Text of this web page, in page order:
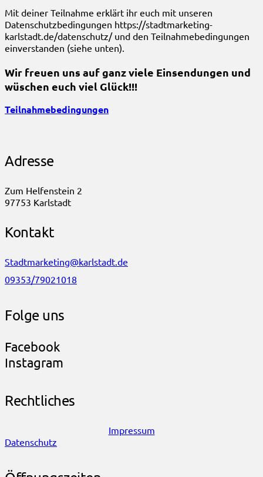
Mit deiner Teilnahme erklärt ihr euch mit unseren
Datenschutzbedingungen https://stadtmarketing-
karlstadt.de/datenschutz/ und den Teilnahmebedingungen
einverstanden (siehe unten).
Wir freuen uns auf ganz viele Einsendungen und
wüschen euch viel Glück!!!
Teilnahmebedingungen
Adresse
Zum Helfenstein 2
97753 Karlstadt
Kontakt
Stadtmarketing@karlstadt.de
09353/79021018
Folge uns
Facebook
Instagram
Rechtliches
Impressum
Datenschutz